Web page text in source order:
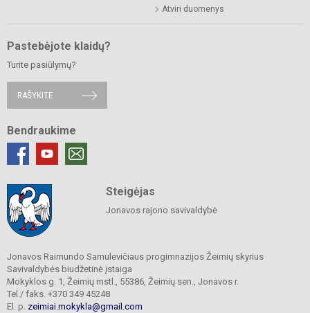
Atviri duomenys
Pastebėjote klaidų?
Turite pasiūlymų?
RAŠYKITE
Bendraukime
Steigėjas
Jonavos rajono savivaldybė
Jonavos Raimundo Samulevičiaus progimnazijos Žeimių skyrius
Savivaldybės biudžetinė įstaiga
Mokyklos g. 1, Žeimių mstl., 55386, Žeimių sen., Jonavos r.
Tel./ faks. +370 349 45248
El. p. zeimiai.mokykla@gmail.com